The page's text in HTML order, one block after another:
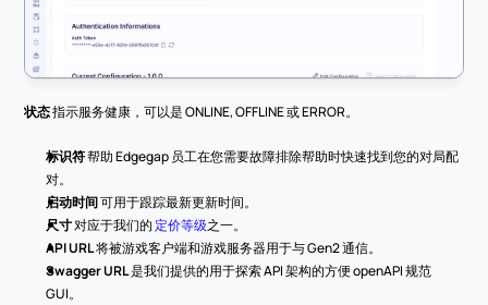
状态 指示服务健康，可以是 ONLINE, OFFLINE 或 ERROR。
标识符 帮助 Edgegap 员工在您需要故障排除帮助时快速找到您的对局配
对。
启动时间 可用于跟踪最新更新时间。
尺寸 对应于我们的 定价等级之一。
API URL 将被游戏客户端和游戏服务器用于与 Gen2 通信。
Swagger URL 是我们提供的用于探索 API 架构的方便 openAPI 规范
GUI。